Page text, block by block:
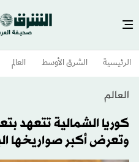
الرئيسية الشرق الأوسط​ العالم
العالم
كوريا الشمالية تتعهد
وتعرض أكبر صواريخها